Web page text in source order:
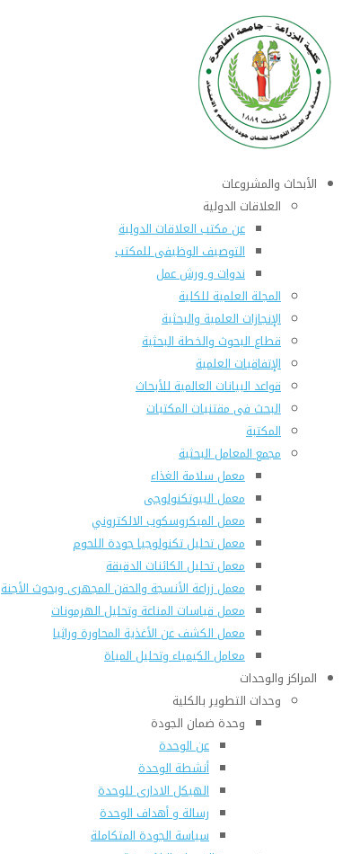
الأبحاث والمشروعات
العلاقات الدولية
عن مكتب العلاقات الدولية
التوصيف الوظيفى للمكتب
ندوات و ورش عمل
المجلة العلمية للكلية
الإنجازات العلمية والبحثية
قطاع البحوث والخطة البحثية
الإتفاقيات العلمية
قواعد البيانات العالمية للأبحاث
البحث فى مقتنيات المكتبات
المكتبة
مجمع المعامل البحثية
معمل سلامة الغذاء
معمل البيوتكنولوجى
معمل الميكروسكوب الالكتروني
معمل تحليل تكنولوجيا جودة اللحوم
معمل تحليل الكائنات الدقيقة
معمل زراعة الأنسجة والحقن المجهرى وبحوث الأجنة
معمل قياسات المناعة وتحليل الهرمونات
معمل الكشف عن الأغذية المحاورة وراثيا
معامل الكيمياء وتحليل المياة
المراكز والوحدات
وحدات التطوير بالكلية
وحدة ضمان الجودة
عن الوحدة
أنشطة الوحدة
الهيكل الادارى للوحدة
رسالة و أهداف الوحدة
سياسة الجودة المتكاملة